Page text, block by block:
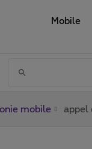
Mobile
mobile appel